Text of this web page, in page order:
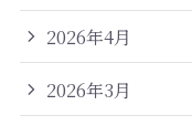
2026年4月
2026年3月